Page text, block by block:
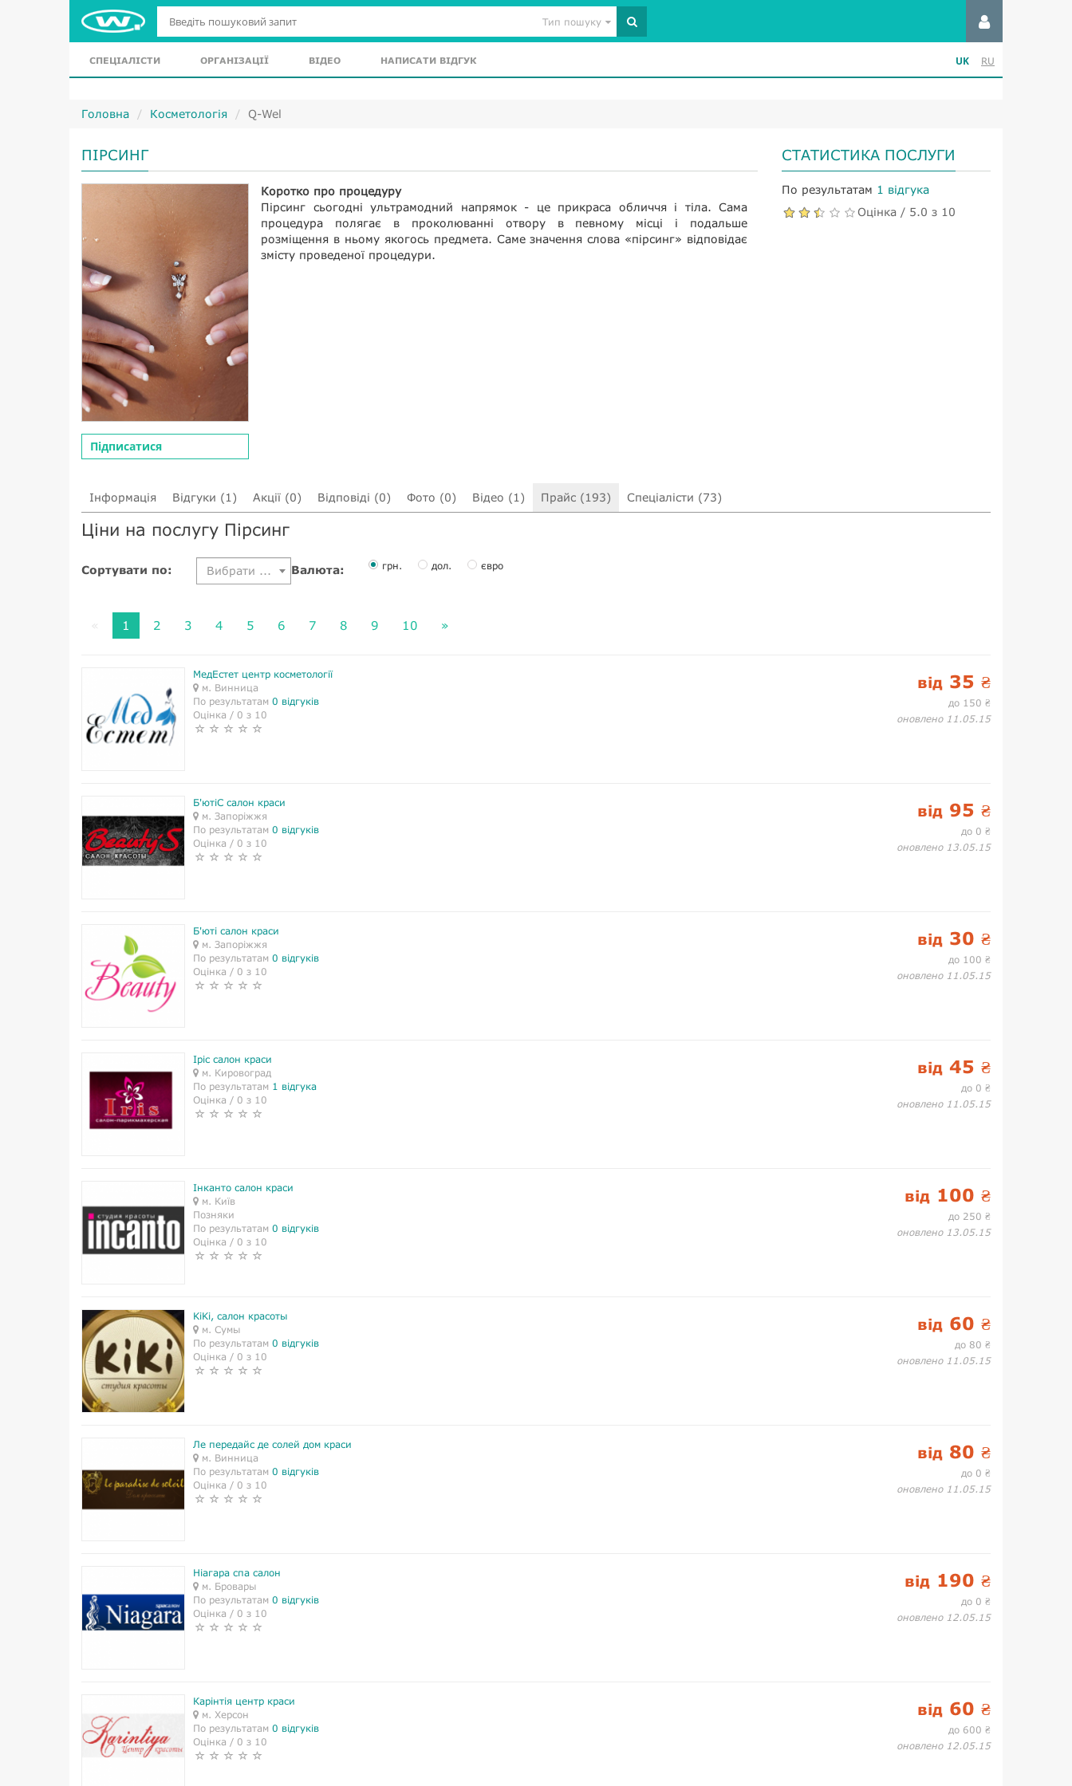
Тип пошуку
СПЕЦІАЛІСТИ ОРГАНІЗАЦІЇ ВІДЕО НАПИСАТИ ВІДГУК UK RU
Головна Косметологія Q-Wel
ПІРСИНГ
Підписатися
Коротко про процедуру
Пірсинг сьогодні ультрамодний напрямок - це прикраса обличчя і тіла. Сама
процедура полягає в проколюванні отвору в певному місці і подальше
розміщення в ньому якогось предмета. Саме значення слова «пірсинг» відповідає
змісту проведеної процедури.
СТАТИСТИКА ПОСЛУГИ
По результатам 1 відгука
Оцінка / 5.0 з 10
Інформація Відгуки (1) Акції (0) Відповіді (0) Фото (0) Відео (1) Прайс (193) Спеціалісти (73)
Ціни на послугу Пірсинг
Сортувати по: Вибрати ... Валюта: грн. дол. євро
1 2 3 4 5 6 7 8 9 10 »
МедЕстет центр косметології
м. Винница
По результатам 0 відгуків
Оцінка / 0 з 10
від 35 ₴
до 150 ₴
оновлено 11.05.15
Б'ютіС салон краси
м. Запоріжжя
По результатам 0 відгуків
Оцінка / 0 з 10
від 95 ₴
до 0 ₴
оновлено 13.05.15
Б'юті салон краси
м. Запоріжжя
По результатам 0 відгуків
Оцінка / 0 з 10
від 30 ₴
до 100 ₴
оновлено 11.05.15
Іріс салон краси
м. Кировоград
По результатам 1 відгука
Оцінка / 0 з 10
від 45 ₴
до 0 ₴
оновлено 11.05.15
Інканто салон краси
м. Київ
Позняки
По результатам 0 відгуків
Оцінка / 0 з 10
від 100 ₴
до 250 ₴
оновлено 13.05.15
KiKi, салон красоты
м. Сумы
По результатам 0 відгуків
Оцінка / 0 з 10
від 60 ₴
до 80 ₴
оновлено 11.05.15
Ле передайс де солей дом краси
м. Винница
По результатам 0 відгуків
Оцінка / 0 з 10
від 80 ₴
до 0 ₴
оновлено 11.05.15
Ніагара спа салон
м. Бровары
По результатам 0 відгуків
Оцінка / 0 з 10
від 190 ₴
до 0 ₴
оновлено 12.05.15
Карінтія центр краси
м. Херсон
По результатам 0 відгуків
Оцінка / 0 з 10
від 60 ₴
до 600 ₴
оновлено 12.05.15